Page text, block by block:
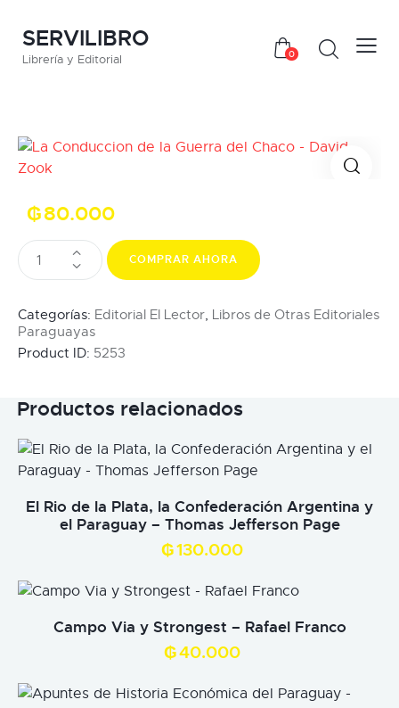
SERVILIBRO
Librería y Editorial 0
₲80.000
COMPRAR AHORA
Categorías: Editorial El Lector, Libros de Otras Editoriales
Paraguayas
Product ID: 5253
Productos relacionados
El Rio de la Plata, la Confederación Argentina y
el Paraguay – Thomas Jefferson Page
₲130.000
Campo Via y Strongest – Rafael Franco
₲40.000